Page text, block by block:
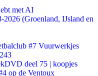
met AI
2026 (Groenland, IJsland en
#7 Vuurwerkjes
deel 75 | koopjes
op de Ventoux